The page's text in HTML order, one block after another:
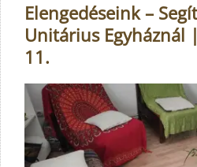
Elengedéseink –
Unitárius Egyháznál
11.